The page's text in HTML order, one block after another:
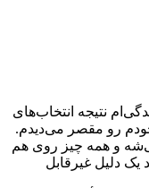
نتیجه انتخاب‌های
رو مقصر می‌دیدم.
و همه چیز روی هم
یک دلیل غیرقابل